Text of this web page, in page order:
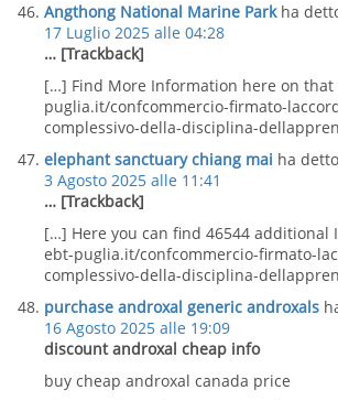
Angthong National Marine Park ha
17 Luglio 2025 alle 04:28
… [Trackback]
[…] Find More Information here on that
puglia.it/confcommercio-firmato-
complessivo-della-disciplina-
elephant sanctuary chiang mai ha
3 Agosto 2025 alle 11:41
… [Trackback]
[…] Here you can find 46544 additional
ebt-puglia.it/confcommercio-firmato-
complessivo-della-disciplina-
purchase androxal generic androxals
16 Agosto 2025 alle 19:09
discount androxal cheap info
buy cheap androxal canada price